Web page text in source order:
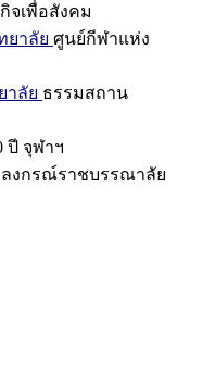
จเพื่อสังคม
ยาลัย ศูนย์กีฬาแห่ง
าลัย ธรรมสถาน
ปี จุฬาฯ
งกรณ์ราชบรรณาลัย